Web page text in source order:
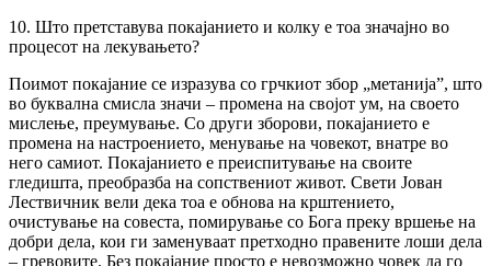
10. Што претставува покајанието и колку е тоа значајно во
процесот на лекувањето?
Поимот покајание се изразува со грчкиот збор „метанија”, што
во буквална смисла значи – промена на својот ум, на своето
мислење, преумување. Со други зборови, покајанието е
промена на настроението, менување на човекот, внатре во
него самиот. Покајанието е преиспитување на своите
гледишта, преобразба на сопствениот живот. Свети Јован
Лествичник вели дека тоа е обнова на крштението,
очистување на совеста, помирување со Бога преку вршење на
добри дела, кои ги заменуваат претходно правените лоши дела
– гревовите. Без покајание просто е невозможно човек да го